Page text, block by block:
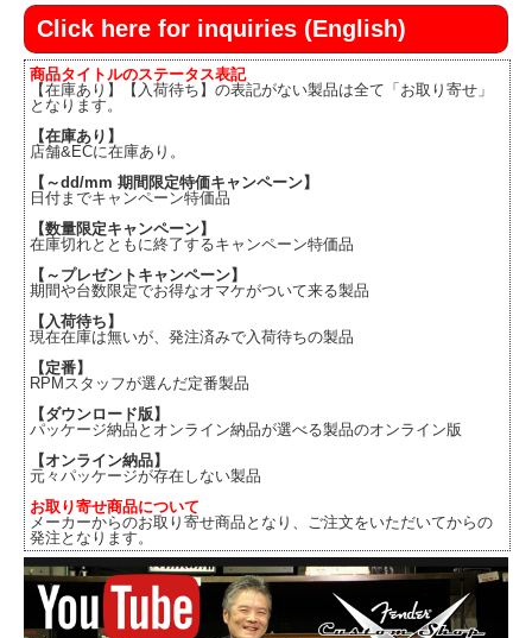
Click here for inquiries (English)
商品タイトルのステータス表記
【在庫あり】【入荷待ち】の表記がない製品は全て「お取り寄せ」
となります。
【在庫あり】
店舗&ECに在庫あり。
【～dd/mm 期間限定特価キャンペーン】
日付までキャンペーン特価品
【数量限定キャンペーン】
在庫切れとともに終了するキャンペーン特価品
【～プレゼントキャンペーン】
期間や台数限定でお得なオマケがついて来る製品
【入荷待ち】
現在在庫は無いが、発注済みで入荷待ちの製品
【定番】
RPMスタッフが選んだ定番製品
【ダウンロード版】
パッケージ納品とオンライン納品が選べる製品のオンライン版
【オンライン納品】
元々パッケージが存在しない製品
お取り寄せ商品について
メーカーからのお取り寄せ商品となり、ご注文をいただいてからの
発注となります。